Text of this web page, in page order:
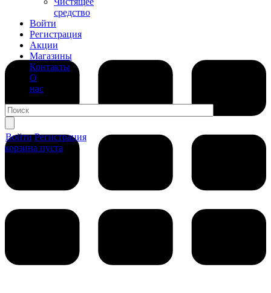
средство
Войти
Регистрация
Акции
Магазины
Контакты
О
нас
Войти Регистрация
корзина пуста